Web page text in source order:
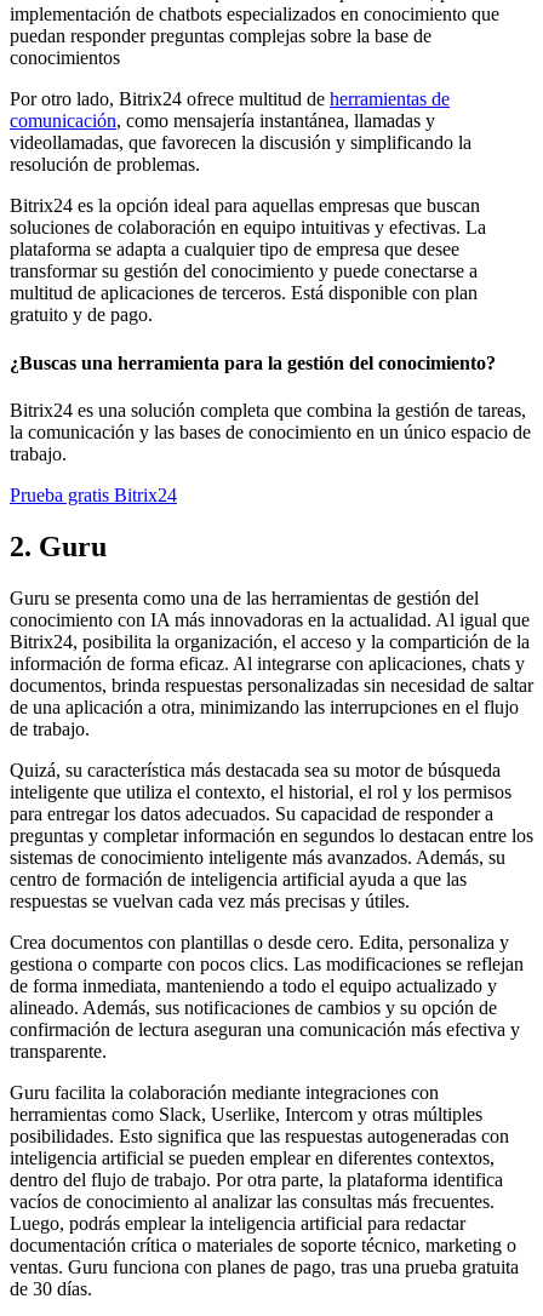
implementación de chatbots especializados en conocimiento que
puedan responder preguntas complejas sobre la base de
conocimientos
Por otro lado, Bitrix24 ofrece multitud de herramientas de
comunicación, como mensajería instantánea, llamadas y
videollamadas, que favorecen la discusión y simplificando la
resolución de problemas.
Bitrix24 es la opción ideal para aquellas empresas que buscan
soluciones de colaboración en equipo intuitivas y efectivas. La
plataforma se adapta a cualquier tipo de empresa que desee
transformar su gestión del conocimiento y puede conectarse a
multitud de aplicaciones de terceros. Está disponible con plan
gratuito y de pago.
¿Buscas una herramienta para la gestión del conocimiento?
Bitrix24 es una solución completa que combina la gestión de tareas,
la comunicación y las bases de conocimiento en un único espacio de
trabajo.
Prueba gratis Bitrix24
2. Guru
Guru se presenta como una de las herramientas de gestión del
conocimiento con IA más innovadoras en la actualidad. Al igual que
Bitrix24, posibilita la organización, el acceso y la compartición de la
información de forma eficaz. Al integrarse con aplicaciones, chats y
documentos, brinda respuestas personalizadas sin necesidad de saltar
de una aplicación a otra, minimizando las interrupciones en el flujo
de trabajo.
Quizá, su característica más destacada sea su motor de búsqueda
inteligente que utiliza el contexto, el historial, el rol y los permisos
para entregar los datos adecuados. Su capacidad de responder a
preguntas y completar información en segundos lo destacan entre los
sistemas de conocimiento inteligente más avanzados. Además, su
centro de formación de inteligencia artificial ayuda a que las
respuestas se vuelvan cada vez más precisas y útiles.
Crea documentos con plantillas o desde cero. Edita, personaliza y
gestiona o comparte con pocos clics. Las modificaciones se reflejan
de forma inmediata, manteniendo a todo el equipo actualizado y
alineado. Además, sus notificaciones de cambios y su opción de
confirmación de lectura aseguran una comunicación más efectiva y
transparente.
Guru facilita la colaboración mediante integraciones con
herramientas como Slack, Userlike, Intercom y otras múltiples
posibilidades. Esto significa que las respuestas autogeneradas con
inteligencia artificial se pueden emplear en diferentes contextos,
dentro del flujo de trabajo. Por otra parte, la plataforma identifica
vacíos de conocimiento al analizar las consultas más frecuentes.
Luego, podrás emplear la inteligencia artificial para redactar
documentación crítica o materiales de soporte técnico, marketing o
ventas. Guru funciona con planes de pago, tras una prueba gratuita
de 30 días.